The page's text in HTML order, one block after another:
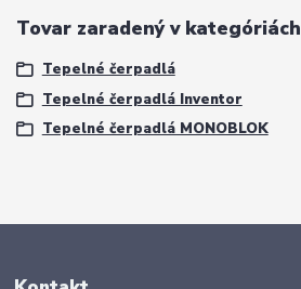
Tovar zaradený v kategóriách
Tepelné čerpadlá
Tepelné čerpadlá Inventor
Tepelné čerpadlá MONOBLOK